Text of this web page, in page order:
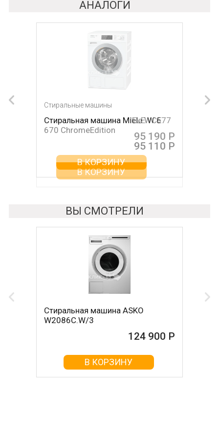
АНАЛОГИ
Стиральные машины
Стиральная машина Miele WCE
670 ChromeEdition
95 110 Р
В КОРЗИНУ
Стиральные машины
Стиральная машина MIELE W 677
95 190 Р
В КОРЗИНУ
ВЫ СМОТРЕЛИ
Стиральная машина ASKO
W2086C.W/3
124 900 Р
В КОРЗИНУ